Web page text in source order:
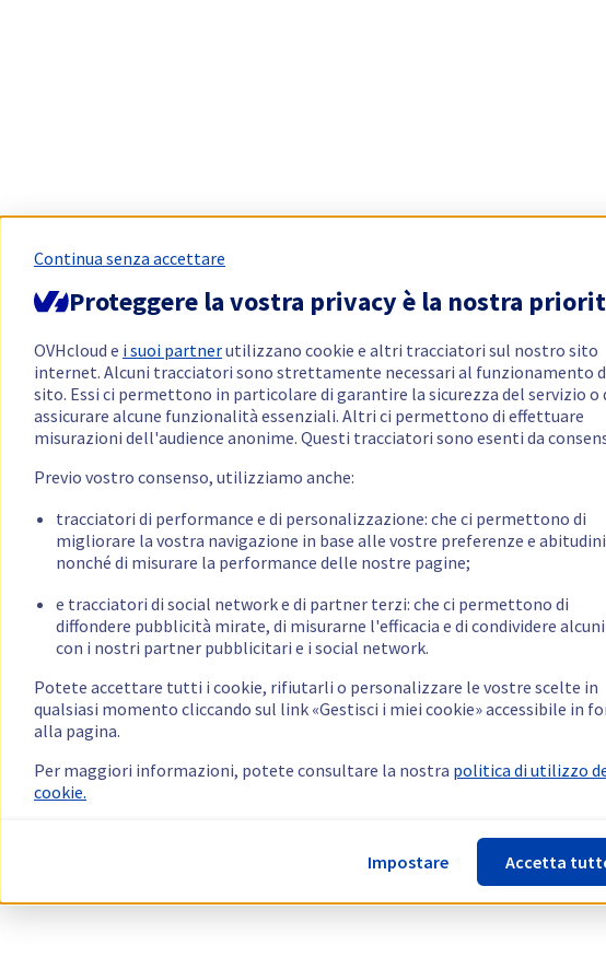
Continua senza accettare
Proteggere la vostra privacy è la nostra
OVHcloud e i suoi partnerutilizzano cookie e altri tracciatori sul nostro sito
internet. Alcuni tracciatori sono strettamente necessari al funzionamento
sito. Essi ci permettono in particolare di garantire la sicurezza del servizio o
assicurare alcune funzionalità essenziali. Altri ci permettono di effettuare
misurazioni dell'audience anonime. Questi tracciatori sono esenti da
Previo vostro consenso, utilizziamo anche:
tracciatori di performance e di personalizzazione: che ci permettono di
migliorare la vostra navigazione in base alle vostre preferenze e
nonché di misurare la performance delle nostre pagine;
e tracciatori di social network e di partner terzi: che ci permettono di
diffondere pubblicità mirate, di misurarne l'efficacia e di condividere
con i nostri partner pubblicitari e i social network.
Potete accettare tutti i cookie, rifiutarli o personalizzare le vostre scelte in
qualsiasi momento cliccando sul link «Gestisci i miei cookie» accessibile in
alla pagina.
Per maggiori informazioni, potete consultare la nostra politica di utilizzo
cookie.
Impostare Accetta